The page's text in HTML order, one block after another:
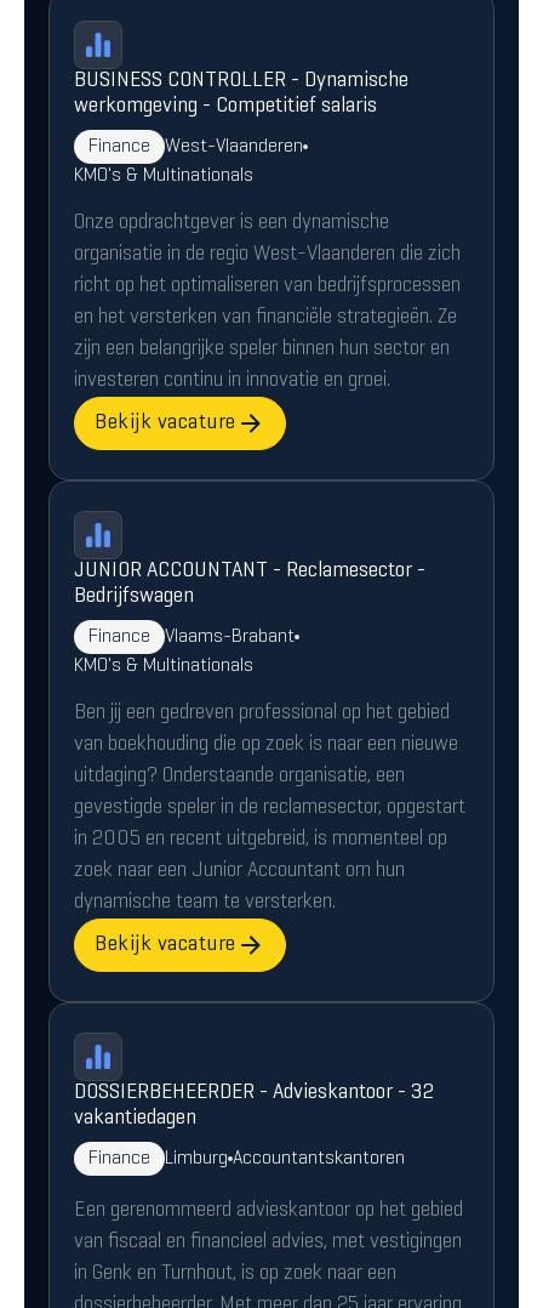
BUSINESS CONTROLLER - Dynamische
werkomgeving - Competitief salaris
Finance
West-Vlaanderen
KMO's & Multinationals
Onze opdrachtgever is een dynamische
organisatie in de regio West-Vlaanderen die zich
richt op het optimaliseren van bedrijfsprocessen
en het versterken van financiële strategieën. Ze
zijn een belangrijke speler binnen hun sector en
investeren continu in innovatie en groei.
Bekijk vacature
JUNIOR ACCOUNTANT - Reclamesector -
Bedrijfswagen
Finance
Vlaams-Brabant
KMO's & Multinationals
Ben jij een gedreven professional op het gebied
van boekhouding die op zoek is naar een nieuwe
uitdaging? Onderstaande organisatie, een
gevestigde speler in de reclamesector, opgestart
in 2005 en recent uitgebreid, is momenteel op
zoek naar een Junior Accountant om hun
dynamische team te versterken.
Bekijk vacature
DOSSIERBEHEERDER - Advieskantoor - 32
vakantiedagen
Finance Limburg Accountantskantoren
Een gerenommeerd advieskantoor op het gebied
van fiscaal en financieel advies, met vestigingen
in Genk en Turnhout, is op zoek naar een